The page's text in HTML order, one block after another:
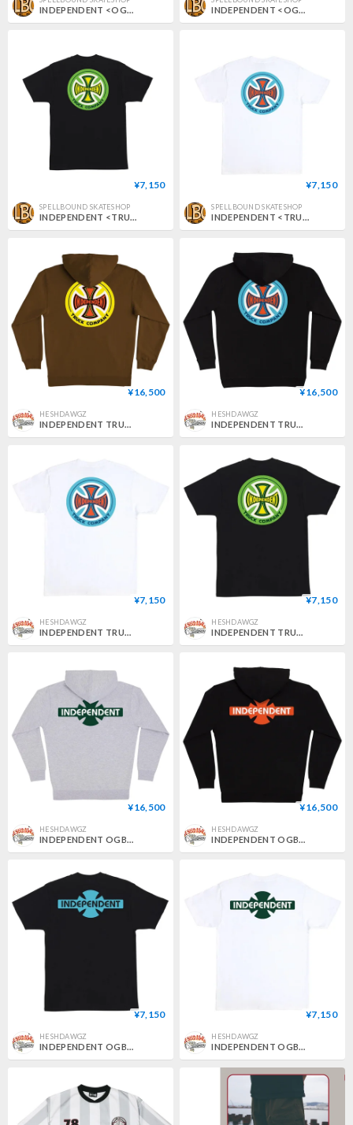
INDEPENDENT <OGBC LEGACY TEE> INDEPENDENT <OGBC LEGACY TEE>
¥7,150
SPELLBOUND SKATESHOP
INDEPENDENT <TRUCK CO LEGACY TEE>
¥7,150
SPELLBOUND SKATESHOP
INDEPENDENT <TRUCK CO LEGACY TEE>
¥16,500
HESHDAWGZ
INDEPENDENT TRUCK CO. LEGACY PULLOVER HOODIE
¥16,500
HESHDAWGZ
INDEPENDENT TRUCK CO. LEGACY PULLOVER HOODIE
¥7,150
HESHDAWGZ
INDEPENDENT TRUCK CO. LEGACY TEE
¥7,150
HESHDAWGZ
INDEPENDENT TRUCK CO. LEGACY TEE
¥16,500
HESHDAWGZ
INDEPENDENT OGBC LEGACY ZIP HOOD
¥16,500
HESHDAWGZ
INDEPENDENT OGBC LEGACY ZIP HOOD
¥7,150
HESHDAWGZ
INDEPENDENT OGBC LEGACY TEE
¥7,150
HESHDAWGZ
INDEPENDENT OGBC LEGACY TEE